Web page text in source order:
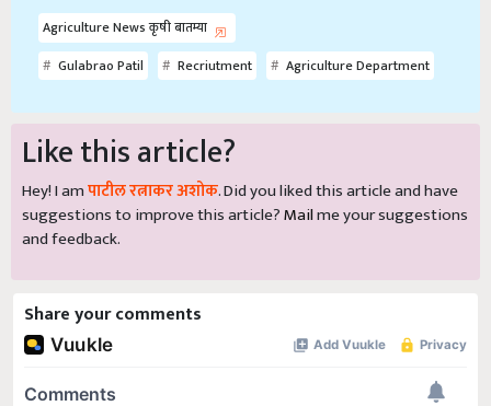
Agriculture News कृषी बातम्या
Gulabrao Patil
Recriutment Agriculture Department
Like this article?
Hey! I amपाटील रत्नाकर अशोक. Did you liked this article and have
suggestions to improve this article?Mailme your suggestions
and feedback.
Share your comments